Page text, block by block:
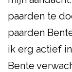
paarden te
paarden
ik erg actief
Bente